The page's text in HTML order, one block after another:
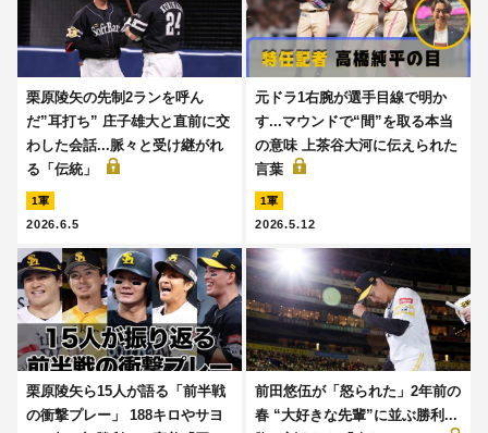
栗原陵矢の先制2ランを呼ん
だ”耳打ち” 庄子雄大と直前に交
わした会話...脈々と受け継がれ
る「伝統」
1軍
2026.6.5
元ドラ1右腕が選手目線で明か
す...マウンドで“間”を取る本当
の意味 上茶谷大河に伝えられた
言葉
1軍
2026.5.12
栗原陵矢ら15人が語る「前半戦
の衝撃プレー」 188キロやサヨ
前田悠伍が「怒られた」2年前の
春 “大好きな先輩”に並ぶ勝利...